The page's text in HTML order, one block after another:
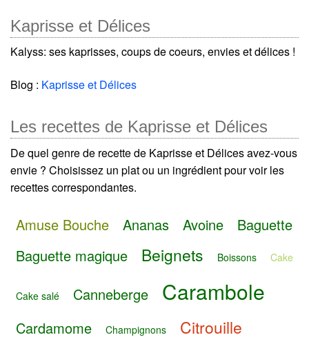
Kaprisse et Délices
Kalyss: ses kaprisses, coups de coeurs, envies et délices !
Blog : Kaprisse et Délices
Les recettes de Kaprisse et Délices
De quel genre de recette de Kaprisse et Délices avez-vous
envie ? Choisissez un plat ou un ingrédient pour voir les
recettes correspondantes.
Amuse Bouche Ananas Avoine
Baguette
Baguette magique
Beignets Boissons Cake
Cake salé Canneberge Carambole
Cardamome Champignons Citrouille